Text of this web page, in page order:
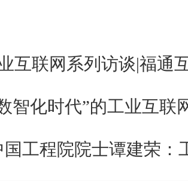
智化时代”的工业互联
国工程院院士谭建荣：